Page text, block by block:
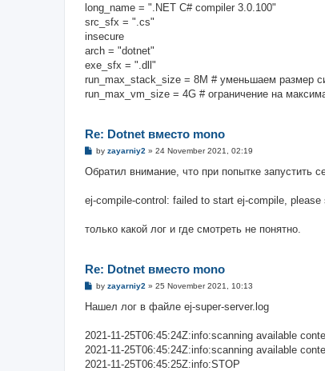
long_name = ".NET C# compiler 3.0.100"
src_sfx = ".cs"
insecure
arch = "dotnet"
exe_sfx = ".dll"
run_max_stack_size = 8M # уменьшаем размер
run_max_vm_size = 4G # ограничение на
Re: Dotnet вместо mono
P
s
by zayarniy2 » 24 November 2021, 02:19
Обратил внимание, что при попытке запустить
ej-compile-control: failed to start ej-compile, please
только какой лог и где смотреть не понятно.
Re: Dotnet вместо mono
P
s
by zayarniy2 » 25 November 2021, 10:13
Нашел лог в файле ej-super-server.log
2021-11-25T06:45:24Z:info:scanning available
2021-11-25T06:45:24Z:info:scanning available
2021-11-25T06:45:25Z:info:STOP